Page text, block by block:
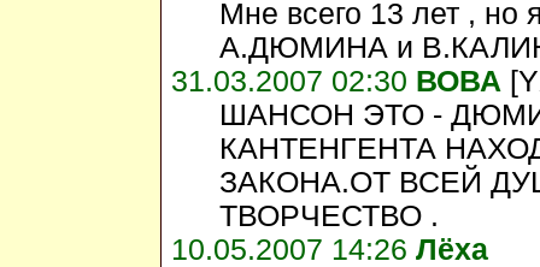
Мне всего 13 лет ,
А.ДЮМИНА и
31.03.2007 02:30 ВОВА
ШАНСОН ЭТО -
КАНТЕНГЕНТА
ЗАКОНА.ОТ ВСЕЙ
ТВОРЧЕСТВО .
10.05.2007 14:26 Лёха